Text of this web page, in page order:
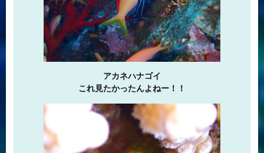
アカネハナゴイ
これ見たかったんよねー！！